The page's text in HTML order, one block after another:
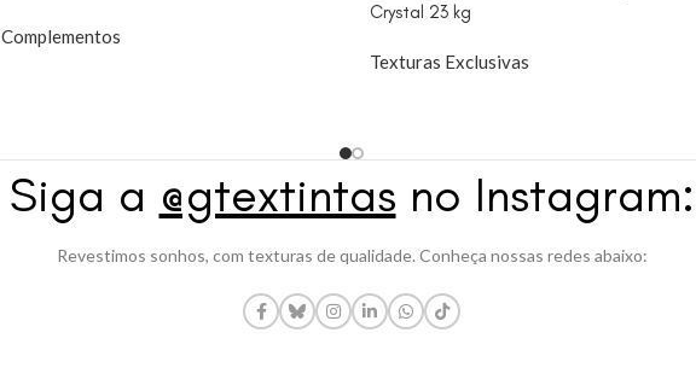
Complementos
Crystal 23 kg
Texturas Exclusivas
Siga a @gtextintas no Instagram:
Revestimos sonhos, com texturas de qualidade. Conheça nossas redes abaixo: